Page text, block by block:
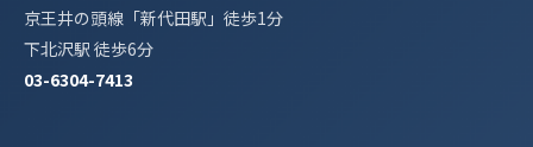
京王井の頭線「新代田駅」徒歩1分
下北沢駅 徒歩6分
03-6304-7413